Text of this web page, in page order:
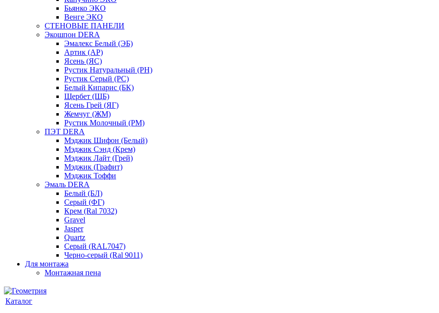
Бьянко ЭКО
Венге ЭКО
СТЕНОВЫЕ ПАНЕЛИ
Экошпон DERA
Эмалекс Белый (ЭБ)
Артик (АР)
Ясень (ЯС)
Рустик Натуральный (РН)
Рустик Серый (РС)
Белый Кипарис (БК)
Щербет (ЩБ)
Ясень Грей (ЯГ)
Жемчуг (ЖМ)
Рустик Молочный (РМ)
ПЭТ DERA
Мэджик Шифон (Белый)
Мэджик Сэнд (Крем)
Мэджик Лайт (Грей)
Мэджик (Графит)
Мэджик Тоффи
Эмаль DERA
Белый (БЛ)
Серый (ФГ)
Крем (Ral 7032)
Gravel
Jasper
Quartz
Серый (RAL7047)
Черно-серый (Ral 9011)
Для монтажа
Монтажная пена
Каталог